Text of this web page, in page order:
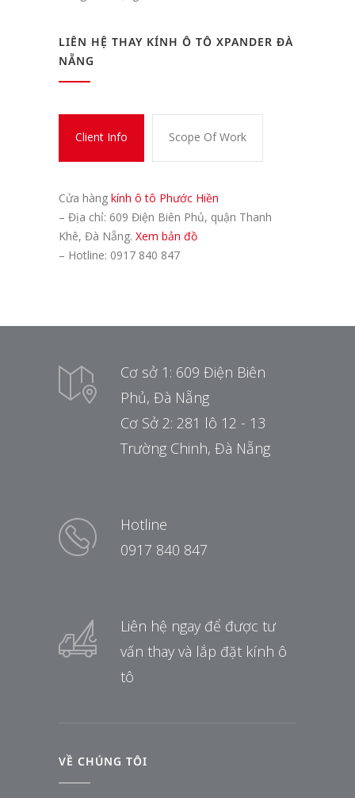
LIÊN HỆ THAY KÍNH Ô TÔ XPANDER ĐÀ
NẴNG
Client Info Scope Of Work
Cửa hàng kính ô tô Phước Hiền
– Địa chỉ: 609 Điện Biên Phủ, quận Thanh
Khê, Đà Nẵng. Xem bản đồ
– Hotline: 0917 840 847
Cơ sở 1: 609 Điện Biên
Phủ, Đà Nẵng
Cơ Sở 2: 281 lô 12 - 13
Trường Chinh, Đà Nẵng
Hotline
0917 840 847
Liên hệ ngay để được tư
vấn thay và lắp đặt kính ô
tô
VỀ CHÚNG TÔI